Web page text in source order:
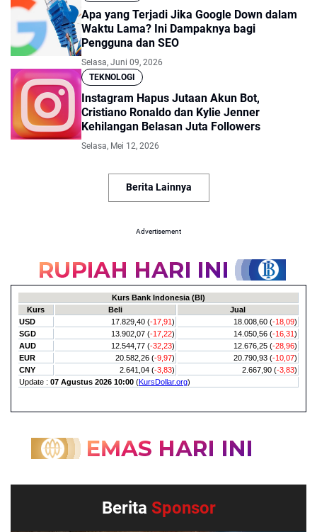
Apa yang Terjadi Jika Google Down dalam
Waktu Lama? Ini Dampaknya bagi
Pengguna dan SEO
Selasa, Juni 09, 2026
TEKNOLOGI
Instagram Hapus Jutaan Akun Bot,
Cristiano Ronaldo dan Kylie Jenner
Kehilangan Belasan Juta Followers
Selasa, Mei 12, 2026
Berita Lainnya
Advertisement
Berita Sponsor